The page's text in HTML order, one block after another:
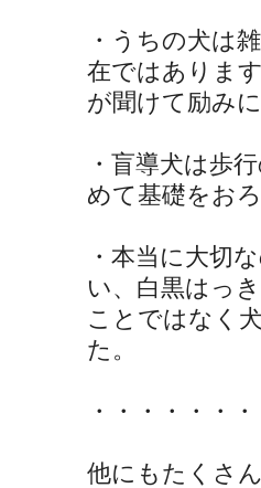
・うちの犬は
在ではありま
が聞けて励み
・盲導犬は歩
めて基礎をお
・本当に大切
い、白黒はっ
ことではなく
た。
・・・・・・
他にもたくさ